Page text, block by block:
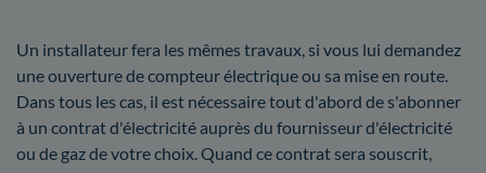
Un installateur fera les mêmes travaux, si vous lui demandez
une ouverture de compteur électrique ou sa mise en route.
Dans tous les cas, il est nécessaire tout d'abord de s'abonner
à un contrat d'électricité auprès du fournisseur d'électricité
ou de gaz de votre choix. Quand ce contrat sera souscrit,